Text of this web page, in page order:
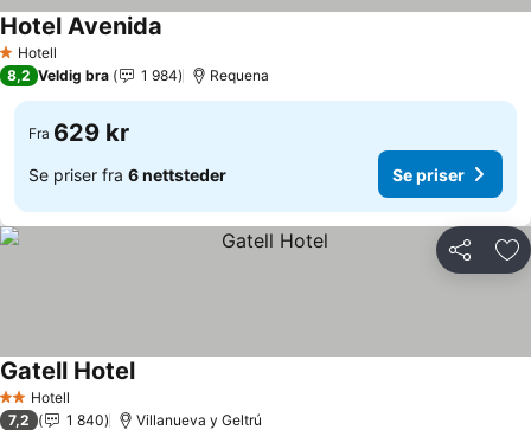
1 Stjerner
Hotell
Hotel Avenida
8,2 Veldig bra 1 984 Requena
Fra 629 kr
Se priser fra 6 nettsteder Se priser
Del
2 Stjerner
Hotell
Gatell Hotel
7,2 1 840 Villanueva y Geltrú